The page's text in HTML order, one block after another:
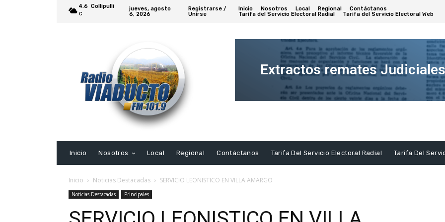
4.6
C
Collipulli
jueves, agosto
6, 2026
Registrarse /
Unirse
Inicio Nosotros Local Regional
Contáctanos
Tarifa del Servicio Electoral Radial
Tarifa del Servicio Electoral Web
Extractos remates
Extracto
Inicio
Nosotros Local Regional Contáctanos Tarifa Del Servicio Electoral Radial Tarifa Del
Inicio Noticias Destacadas SERVICIO LEONISTICO EN VILLA AMARGO
Noticias Destacadas Principales